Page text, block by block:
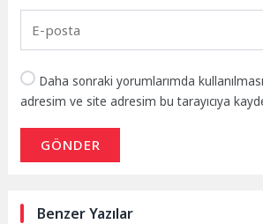
Daha sonraki yorumlarımda
adresim ve site adresim bu tarayıcıya
GÖNDER
Benzer Yazılar